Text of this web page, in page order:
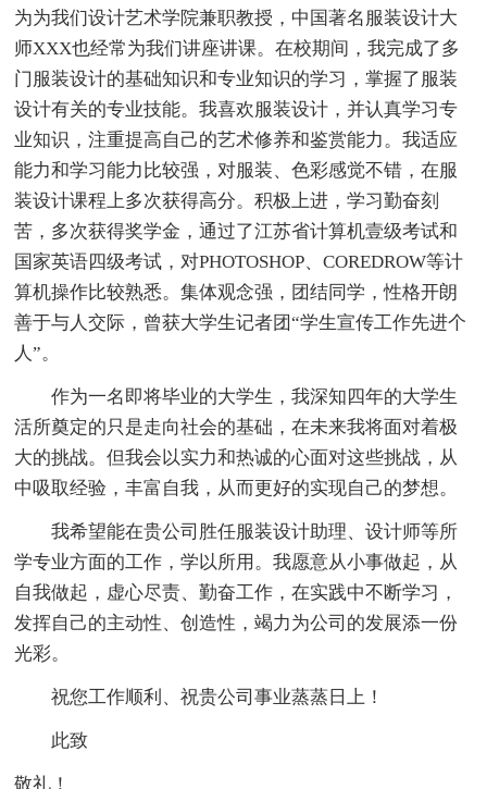
为为我们设计艺术学院兼职教授，中国著名服装设计大
师XXX也经常为我们讲座讲课。在校期间，我完成了多
门服装设计的基础知识和专业知识的学习，掌握了服装
设计有关的专业技能。我喜欢服装设计，并认真学习专
业知识，注重提高自己的艺术修养和鉴赏能力。我适应
能力和学习能力比较强，对服装、色彩感觉不错，在服
装设计课程上多次获得高分。积极上进，学习勤奋刻
苦，多次获得奖学金，通过了江苏省计算机壹级考试和
国家英语四级考试，对PHOTOSHOP、COREDROW等计
算机操作比较熟悉。集体观念强，团结同学，性格开朗
善于与人交际，曾获大学生记者团“学生宣传工作先进个
人”。
作为一名即将毕业的大学生，我深知四年的大学生
活所奠定的只是走向社会的基础，在未来我将面对着极
大的挑战。但我会以实力和热诚的心面对这些挑战，从
中吸取经验，丰富自我，从而更好的实现自己的梦想。
我希望能在贵公司胜任服装设计助理、设计师等所
学专业方面的工作，学以所用。我愿意从小事做起，从
自我做起，虚心尽责、勤奋工作，在实践中不断学习，
发挥自己的主动性、创造性，竭力为公司的发展添一份
光彩。
祝您工作顺利、祝贵公司事业蒸蒸日上！
此致
敬礼！